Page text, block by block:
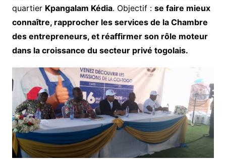
quartier Kpangalam Kédia. Objectif : se faire mieux
connaître, rapprocher les services de la Chambre
des entrepreneurs, et réaffirmer son rôle moteur
dans la croissance du secteur privé togolais.